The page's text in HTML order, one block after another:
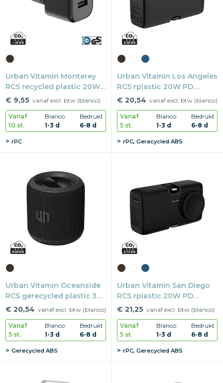
Snoepgoed
Home en living
Kantoorartikelen
Gadgets
Textiel
Merken
Urban Vitamin Monterey
RCS recycled plastic 20W
GAN oplader
€ 9,55 vanaf excl. btw (blanco)
Vanaf
10 st.
Blanco
1-3 d
Bedrukt
6-8 d
rPC
Urban Vitamin Los Angeles
RCS rplastic 20W PD
powerbank
€ 20,54 vanaf excl. btw (blanco)
Vanaf
5 st.
Blanco
1-3 d
Bedrukt
6-8 d
rPC, Gerecycled ABS
Urban Vitamin Oceanside
RCS gerecycled plastic 3W
speaker
€ 20,54 vanaf excl. btw (blanco)
Vanaf
5 st.
Blanco
1-3 d
Bedrukt
6-8 d
Gerecycled ABS
Urban Vitamin San Diego
RCS rplastic 20W PD
powerbank
€ 21,25 vanaf excl. btw (blanco)
Vanaf
5 st.
Blanco
1-3 d
Bedrukt
6-8 d
rPC, Gerecycled ABS